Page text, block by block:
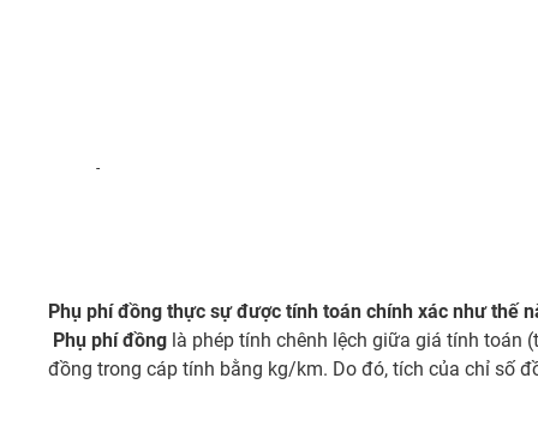
-
Phụ phí đồng thực sự được tính toán chính xác như thế
Phụ phí đồng là phép tính chênh lệch giữa giá tính toán
đồng trong cáp tính bằng kg/km. Do đó, tích của chỉ số